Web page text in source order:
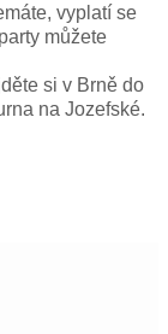
vyplatí se
můžete
si v Brně do
na Jozefské.